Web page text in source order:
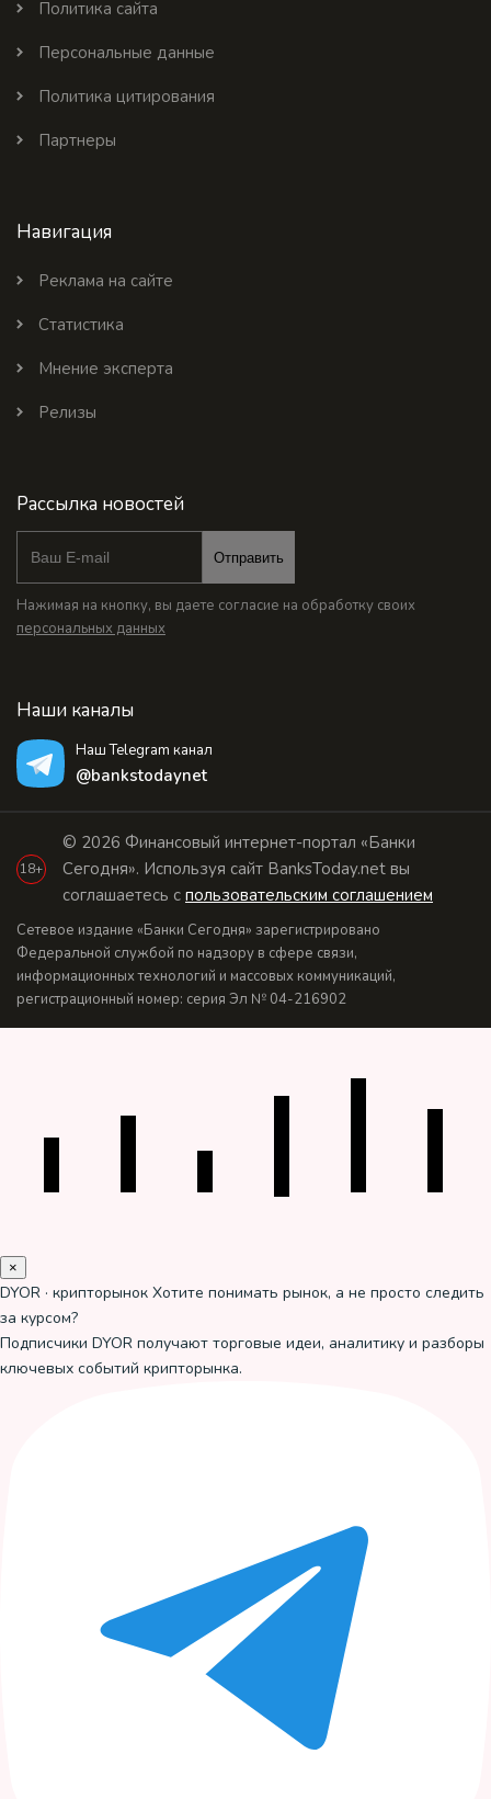
Политика сайта
Персональные данные
Политика цитирования
Партнеры
Навигация
Реклама на сайте
Статистика
Мнение эксперта
Релизы
Рассылка новостей
Отправить
Нажимая на кнопку, вы даете согласие на обработку своих
персональных данных
Наши каналы
Наш Telegram канал
@bankstodaynet
18+
© 2026 Финансовый интернет-портал «Банки
Сегодня». Используя сайт BanksToday.net вы
соглашаетесь с пользовательским соглашением
Сетевое издание «Банки Сегодня» зарегистрировано
Федеральной службой по надзору в сфере связи,
информационных технологий и массовых коммуникаций,
регистрационный номер: серия Эл № 04-216902
×
DYOR · крипторынок Хотите понимать рынок, а не просто следить
за курсом?
Подписчики DYOR получают торговые идеи, аналитику и разборы
ключевых событий крипторынка.